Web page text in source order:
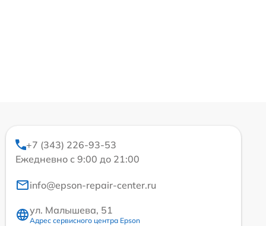
+7 (343) 226-93-53
Ежедневно с 9:00 до 21:00
info@epson-repair-center.ru
ул. Малышева, 51
Адрес сервисного центра Epson